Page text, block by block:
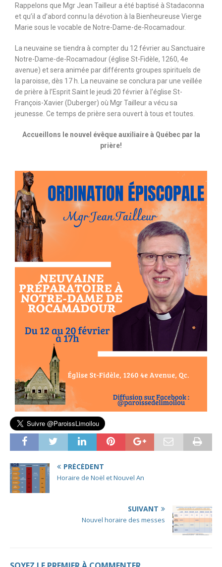
Rappelons que Mgr Jean Tailleur a été baptisé à Stadaconna
et qu’il a d’abord connu la dévotion à la Bienheureuse Vierge
Marie sous le vocable de Notre-Dame-de-Rocamadour.
La neuvaine se tiendra à compter du 12 février au Sanctuaire
Notre-Dame-de-Rocamadour(église St-Fidèle, 1260, 4e
avenue) et sera animée par différents groupes spirituels de
la paroisse, dès 17 h. La neuvaine se conclura parune veillée
de prière à l’Esprit Saint le jeudi 20 février à l’église St-
François-Xavier (Duberger) où Mgr Tailleur a vécu sa
jeunesse. Ce temps de prière sera ouvert à tous et toutes.
Accueillons le nouvel évêque auxiliaire à Québec par la
prière!
PRÉCÉDENT
Horaire de Noël et Nouvel An
SUIVANT
Nouvel horaire des messes